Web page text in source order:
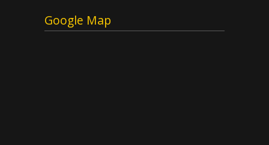
Google Map